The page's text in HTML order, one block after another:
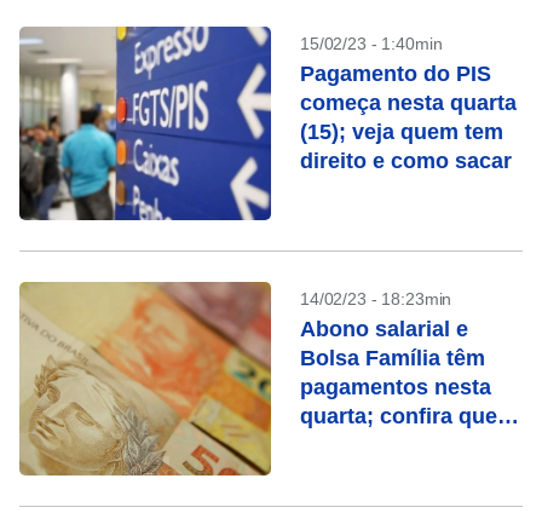
15/02/23 - 1:40min
Pagamento do PIS
começa nesta quarta
(15); veja quem tem
direito e como sacar
14/02/23 - 18:23min
Abono salarial e
Bolsa Família têm
pagamentos nesta
quarta; confira quem